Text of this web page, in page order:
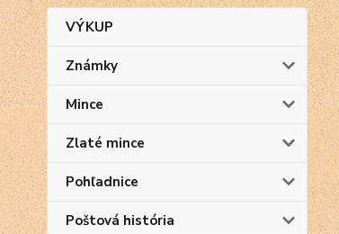
VÝKUP
Známky
Mince
Zlaté mince
Pohľadnice
Poštová história